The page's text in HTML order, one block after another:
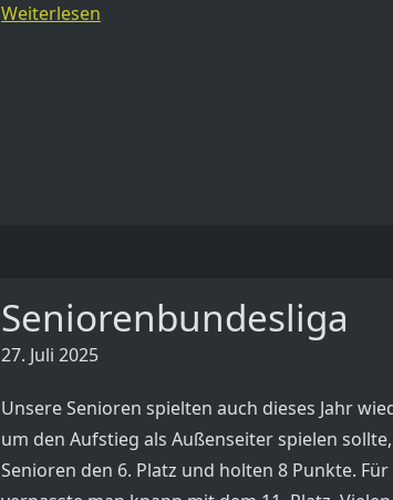
Weiterlesen
Seniorenbundesliga
27. Juli 2025
Unsere Senioren spielten auch dieses Jahr
um den Aufstieg als Außenseiter spielen
Senioren den 6. Platz und holten 8 Punkte.